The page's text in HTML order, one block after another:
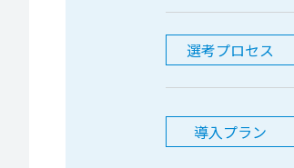
選考プロセス
導入プラン